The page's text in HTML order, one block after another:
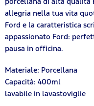
allegria nella tua vita
Ford e la caratteristica
appassionato Ford:
pausa in officina.
Materiale: Porcellana
Capacità: 400ml
lavabile in lavastoviglie